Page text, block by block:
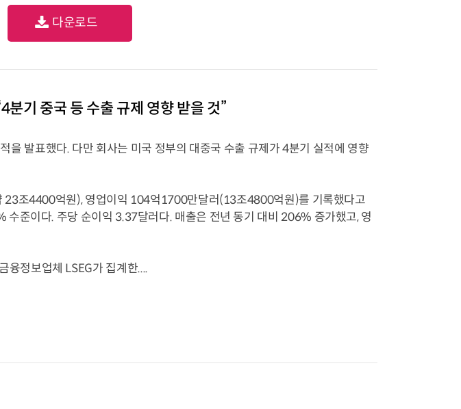
다운로드
기 중국 등 수출 규제 영향 받을 것”
을 발표했다. 다만 회사는 미국 정부의 대중국 수출 규제가 4분기 실적에 영향
조4400억원), 영업이익 104억1700만달러(13조4800억원)를 기록했다고
준이다. 주당 순이익 3.37달러다. 매출은 전년 동기 대비 206% 증가했고, 영
융정보업체 LSEG가 집계한....